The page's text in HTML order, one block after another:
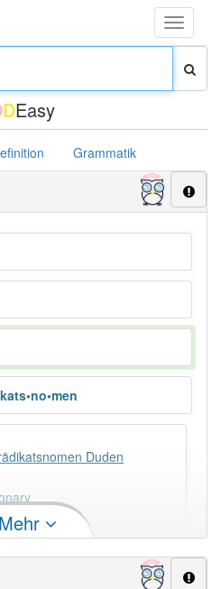
Toggle
DEasy
Grammatik
Duden
Mehr